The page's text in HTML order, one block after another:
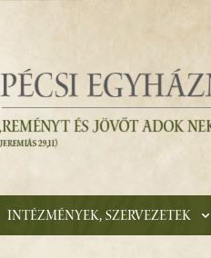
Intézmények, szervezetek